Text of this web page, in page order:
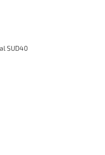
SUD40